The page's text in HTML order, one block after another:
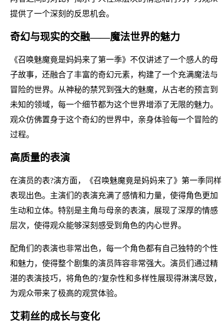
提供了一个深刻的反思机会。
奇幻与现实的交融——魔法世界的魅力
《召唤魅魔竟是妈妈来了第一季》不仅讲述了一个感人的母
子故事，还融合了丰富的奇幻元素，构建了一个充满魔法与
冒险的世界。从神秘的禁咒到强大的魅魔，从古老的预言到
未知的领域，每一个细节都为这个世界增添了无限的魅力。
观众仿佛置身于这个奇幻的世界中，亲身体验每一个冒险的
过程。
高质量的表演
在演员的表?演方面，《召唤魅魔竟是妈妈来了》第一季同样
表现出色。主演们的表演充满了感情和力量，使得角色更加
生动和立体。特别是主角与母亲的表演，展现了深厚的情感
层次，使得观众能够深刻感受到角色的内心世界。
配角们的表演也非常出色，每一个角色都有自己独特的个性
和魅力，使得整个剧集的演员阵容非常强大。演员们通过精
湛的表演技巧，将角色的?复杂性和多样性展现得淋漓尽致，
为观众带来了极高的观赏体验。
艾莉丝的成长与变化